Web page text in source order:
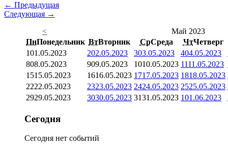
← Предыдущая
Следующая →
<
Май 2023
ПнПонедельник ВтВторник СрСреда ЧтЧетверг
101.05.2023 202.05.2023 303.05.2023 404.05.2023
808.05.2023 909.05.2023 1010.05.2023 1111.05.2023
1515.05.2023 1616.05.2023 1717.05.2023 1818.05.2023
2222.05.2023 2323.05.2023 2424.05.2023 2525.05.2023
2929.05.2023 3030.05.2023 3131.05.2023 101.06.2023
Сегодня
Сегодня нет событий